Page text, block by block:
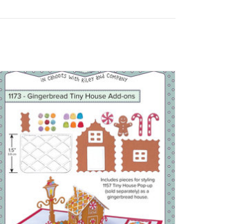
Karen Burniston Karen Burniston
Gingerbread Tiny House Add - Ons 1173
TOEVOEGEN AAN WINKELWAGEN